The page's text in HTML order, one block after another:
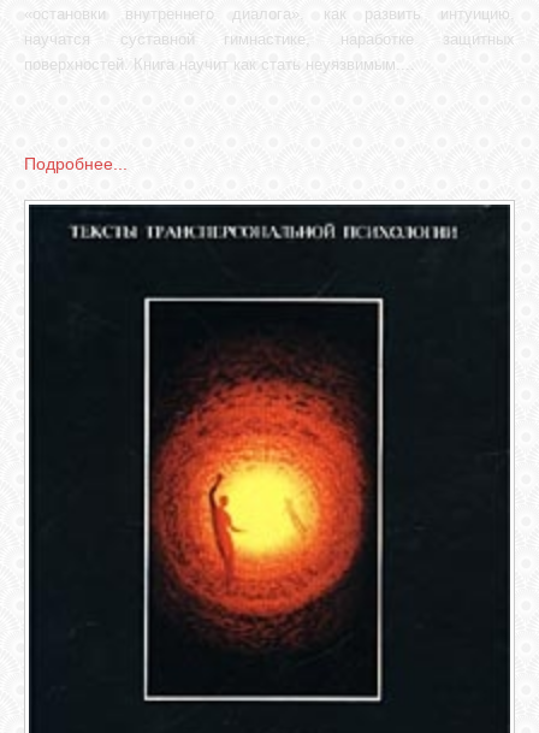
«остановки внутреннего диалога», как развить интуицию,
научатся суставной гимнастике, наработке защитных
поверхностей. Книга научит как стать неуязвимым....
Подробнее...